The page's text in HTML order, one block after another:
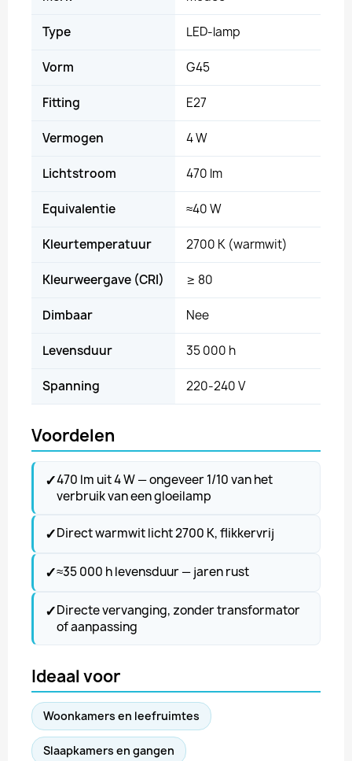
Type LED-lamp
Vorm G45
Fitting E27
Vermogen 4 W
Lichtstroom 470 lm
Equivalentie ≈40 W
Kleurtemperatuur 2700 K (warmwit)
Kleurweergave (CRI) ≥ 80
Dimbaar Nee
Levensduur 35 000 h
Spanning 220-240 V
Voordelen
✓470 lm uit 4 W — ongeveer 1/10 van het
verbruik van een gloeilamp
✓Direct warmwit licht 2700 K, flikkervrij
✓≈35 000 h levensduur — jaren rust
✓Directe vervanging, zonder transformator
of aanpassing
Ideaal voor
Woonkamers en leefruimtes
Slaapkamers en gangen